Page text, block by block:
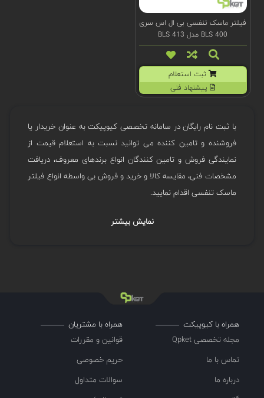
فیلتر ماسک تنفسی بی ال اس سری
BLS 400 مدل BLS 413
ثبت استعلام
پیشنهاد فنی
با ثبت نام رایگان در سامانه تخصصی کیوپیکت به عنوان خریدار یا
فروشنده و تامین کننده می توانید نسبت به استعلام قیمت از
نمایندگی فروش و تامین کنندگان انواع برندهای معروف، دریافت
مشخصات فنی، مقایسه کالا و خرید و فروش بی واسطه انواع فیلتر
ماسک تنفسی اقدام نمایید.
نمایش بیشتر
همراه با کیوپیکت
مجله تخصصی Qpket
تماس با ما
درباره ما
همراه با مشتریان
قوانین و مقررات
حریم خصوصی
سوالات متداول